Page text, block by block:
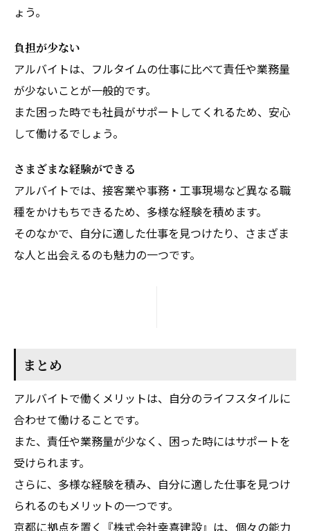
ょう。
負担が少ない
アルバイトは、フルタイムの仕事に比べて責任や業務量
が少ないことが一般的です。
また困った時でも社員がサポートしてくれるため、安心
して働けるでしょう。
さまざまな経験ができる
アルバイトでは、接客業や事務・工事現場など異なる職
種をかけもちできるため、多様な経験を積めます。
そのなかで、自分に適した仕事を見つけたり、さまざま
な人と出会えるのも魅力の一つです。
まとめ
アルバイトで働くメリットは、自分のライフスタイルに
合わせて働けることです。
また、責任や業務量が少なく、困った時にはサポートを
受けられます。
さらに、多様な経験を積み、自分に適した仕事を見つけ
られるのもメリットの一つです。
京都に拠点を置く『株式会社幸喜建設』は、個々の能力